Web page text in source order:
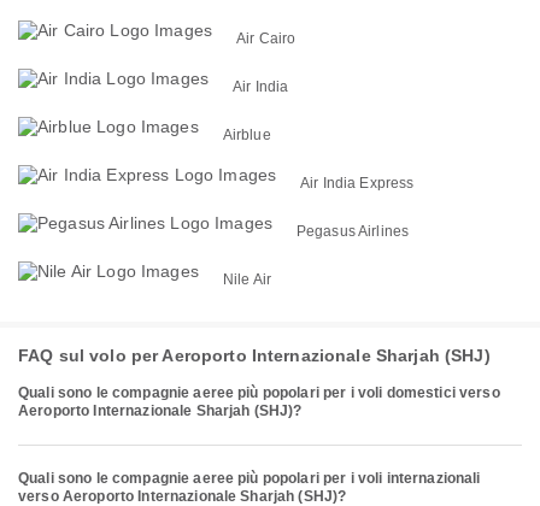
Air Cairo
Air India
Airblue
Air India Express
Pegasus Airlines
Nile Air
FAQ sul volo per Aeroporto Internazionale Sharjah (SHJ)
Quali sono le compagnie aeree più popolari per i voli domestici verso
Aeroporto Internazionale Sharjah (SHJ)?
Quali sono le compagnie aeree più popolari per i voli internazionali
verso Aeroporto Internazionale Sharjah (SHJ)?